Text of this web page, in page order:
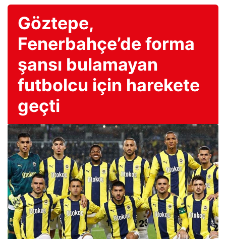
Göztepe,
Fenerbahçe’de forma
şansı bulamayan
futbolcu için harekete
geçti